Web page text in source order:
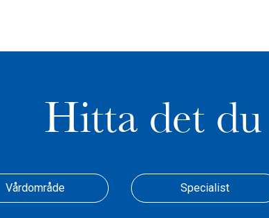
Hitta det du
Vårdområde Specialist